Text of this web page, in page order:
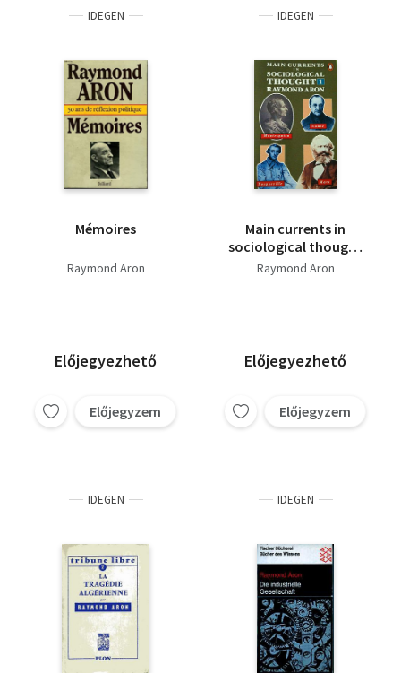
IDEGEN
Mémoires
Raymond Aron
Előjegyezhető
Előjegyzem
IDEGEN
Main currents in
sociological thought
1.
Raymond Aron
Előjegyezhető
Előjegyzem
IDEGEN IDEGEN